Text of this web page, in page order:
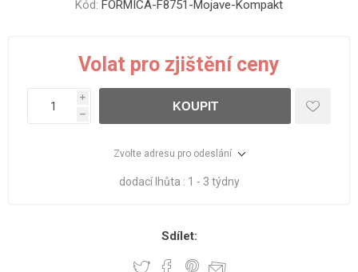
Kód: FORMICA-F8751-Mojave-Kompakt
Volat pro zjištění ceny
i
h
KOUPIT
Zvolte adresu pro odeslání
dodací lhůta : 1 - 3 týdny
Sdílet: